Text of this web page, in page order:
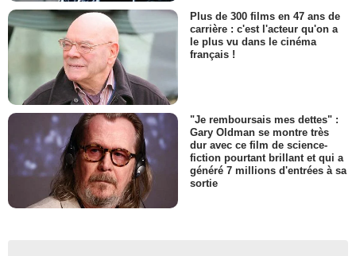
Plus de 300 films en 47 ans de
carrière : c'est l'acteur qu'on a
le plus vu dans le cinéma
français !
"Je remboursais mes dettes" :
Gary Oldman se montre très
dur avec ce film de science-
fiction pourtant brillant et qui a
généré 7 millions d'entrées à sa
sortie